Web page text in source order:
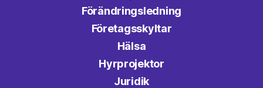
Förändringsledning
Företagsskyltar
Hälsa
Hyrprojektor
Juridik